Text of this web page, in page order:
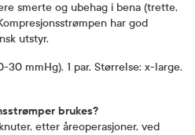
smerte og ubehag i bena (trette,
har god
utstyr.
30 mmHg). 1 par. Størrelse: x-large.
brukes?
etter åreoperasjoner, ved